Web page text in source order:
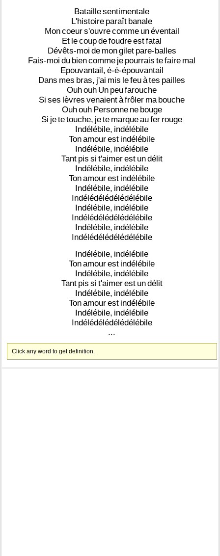
Bataillesentimentale
L'histoire paraît banale
Moncoeurs'ouvrecomme unéventail
Et lecoupdefoudreestfatal
Dévêts-moi de mongilet pare-balles
Fais-moi du biencomme je pourrais tefaire mal
Epouvantail, é-é-épouvantail
Dans mes bras, j'ai mis lefeuàtes pailles
Ouhouh Un peufarouche
Si ses lèvres venaientàfrôler ma bouche
Ouhouh Personne ne bouge
Si jetetouche, jete marqueaufer rouge
Indélébile, indélébile
Tonamourest indélébile
Indélébile, indélébile
Tant pis si t'aimerest undélit
Indélébile, indélébile
Tonamourest indélébile
Indélébile, indélébile
Indélédélédélédélébile
Indélébile, indélébile
Indélédélédélédélébile
Indélébile, indélébile
Indélédélédélédélébile
Indélébile, indélébile
Tonamourest indélébile
Indélébile, indélébile
Tant pis si t'aimerest undélit
Indélébile, indélébile
Tonamourest indélébile
Indélébile, indélébile
Indélédélédélédélébile
...
Click any word to get definition.